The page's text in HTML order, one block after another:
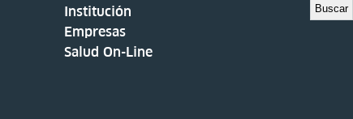
Institución
Empresas
Salud On-Line
Buscar